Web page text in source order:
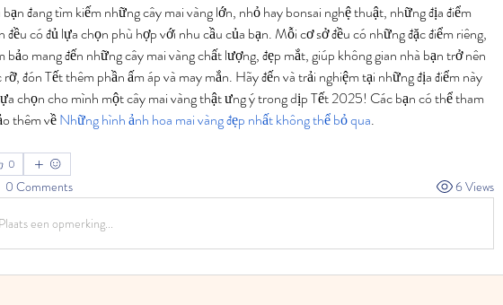
đang tìm kiếm những cây mai vàng lớn, nhỏ hay bonsai nghệ thuật, những địa điểm
đều có đủ lựa chọn phù hợp với nhu cầu của bạn. Mỗi cơ sở đều có những đặc điểm riêng,
bảo mang đến những cây mai vàng chất lượng, đẹp mắt, giúp không gian nhà bạn trở nên
rỡ, đón Tết thêm phần ấm áp và may mắn. Hãy đến và trải nghiệm tại những địa điểm này
chọn cho mình một cây mai vàng thật ưng ý trong dịp Tết 2025! Các bạn có thể tham
thêm về Những hình ảnh hoa mai vàng đẹp nhất không thể bỏ qua.
0
0 Comments 6 Views
Plaats een opmerking...